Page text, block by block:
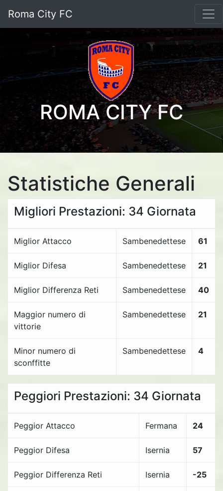
Roma City FC
ROMA CITY FC
Statistiche Generali
Migliori Prestazioni: 34 Giornata
Miglior Attacco Sambenedettese 61
Miglior Difesa Sambenedettese 21
Miglior Differenza Reti Sambenedettese 40
Maggior numero di
vittorie
Sambenedettese 21
Minor numero di
sconffitte
Sambenedettese 4
Peggiori Prestazioni: 34 Giornata
Peggior Attacco Fermana 24
Peggior Difesa Isernia 57
Peggior Differenza Reti Isernia -25